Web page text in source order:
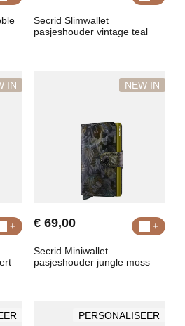
Secrid Slimwallet
pasjeshouder vintage teal
IN NEW IN
€ 69,00
Secrid Miniwallet
pasjeshouder jungle moss
PERSONALISEER